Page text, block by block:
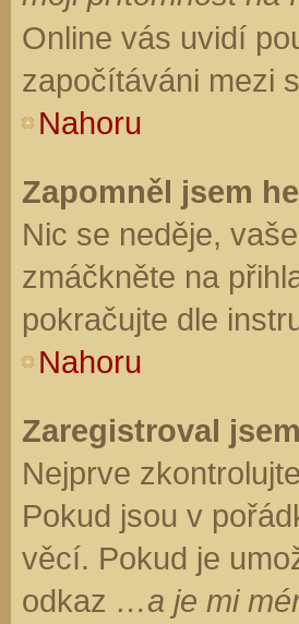
Online vás uvidí
započítáváni mezi
Nahoru
Zapomněl jsem
Nic se neděje,
zmáčkněte na
pokračujte dle
Nahoru
Zaregistroval
Nejprve
Pokud jsou v
věcí. Pokud je
odkaz …a je mi